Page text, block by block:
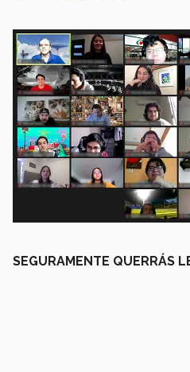
SEGURAMENTE QUERRÁS